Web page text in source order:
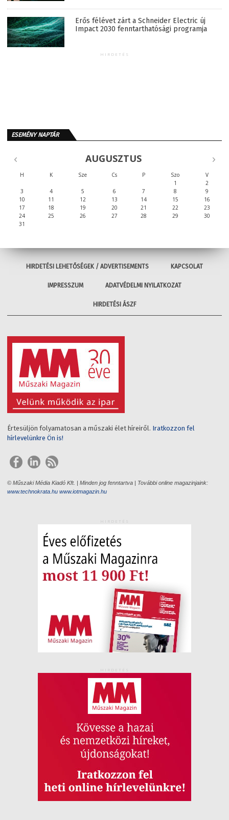
Erős félévet zárt a Schneider Electric új
Impact 2030 fenntarthatósági programja
HIRDETÉS
ESEMÉNY NAPTÁR
AUGUSZTUS
H K Sze Cs P Szo
V
1
2
3
4 5 6 7 8
9
10
11 12 13 14 15
16
17
18 19 20 21 22
23
24
25 26 27 28 29
30
31
HIRDETÉSI LEHETŐSÉGEK / ADVERTISEMENTS KAPCSOLAT
IMPRESSZUM ADATVÉDELMI NYILATKOZAT
HIRDETÉSI ÁSZF
Értesüljön folyamatosan a műszaki élet híreiről. Iratkozzon fel
hírlevelünkre Ön is!
© Műszaki Média Kiadó Kft. | Minden jog fenntartva | További online magazinjaink:
www.technokrata.hu www.iotmagazin.hu
HIRDETÉS
HIRDETÉS